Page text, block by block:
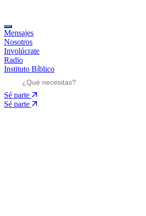
Mensajes
Nosotros
Involúcrate
Radio
Instituto Bíblico
Sé parte
Sé parte